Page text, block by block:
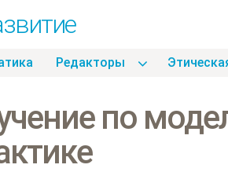
Pедакторы
по